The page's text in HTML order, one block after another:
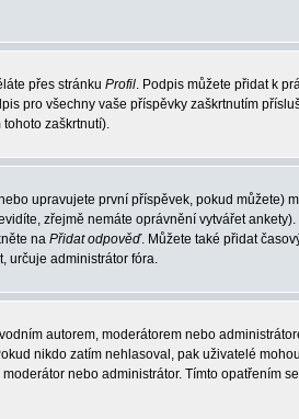
přes stránku Profil. Podpis můžete přidat k
pro všechny vaše příspěvky zaškrtnutím
zaškrtnutí).
upravujete první příspěvek, pokud můžete)
zřejmě nemáte oprávnění vytvářet
na Přidat odpověď. Můžete také přidat
určuje administrátor fóra.
autorem, moderátorem nebo
nikdo zatím nehlasoval, pak uživatelé
nebo administrátor. Tímto opatřením